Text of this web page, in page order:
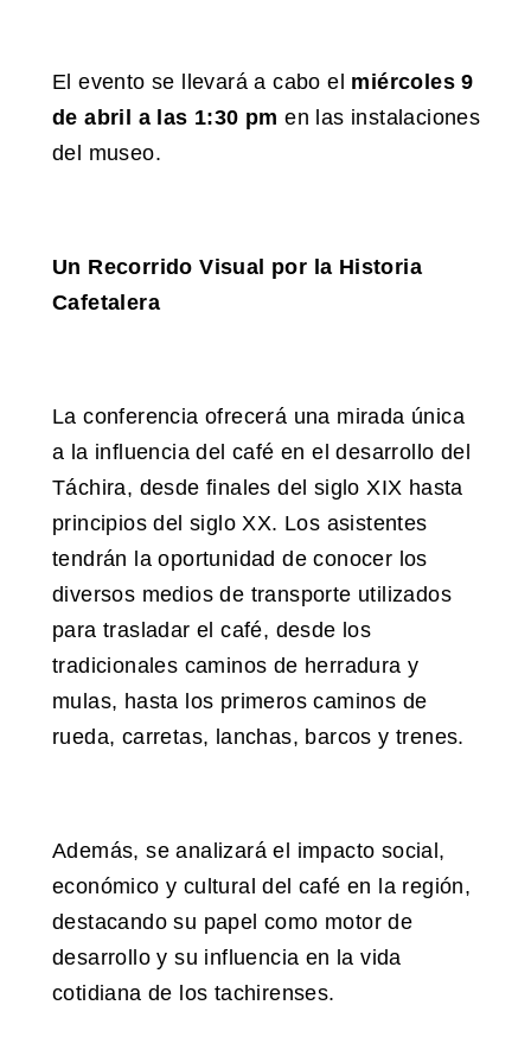
El evento se llevará a cabo el miércoles 9
de abril a las 1:30 pm en las instalaciones
del museo.
Un Recorrido Visual por la Historia
Cafetalera
La conferencia ofrecerá una mirada única
a la influencia del café en el desarrollo del
Táchira, desde finales del siglo XIX hasta
principios del siglo XX. Los asistentes
tendrán la oportunidad de conocer los
diversos medios de transporte utilizados
para trasladar el café, desde los
tradicionales caminos de herradura y
mulas, hasta los primeros caminos de
rueda, carretas, lanchas, barcos y trenes.
Además, se analizará el impacto social,
económico y cultural del café en la región,
destacando su papel como motor de
desarrollo y su influencia en la vida
cotidiana de los tachirenses.